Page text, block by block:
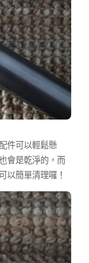
件可以輕鬆懸
會是乾淨的，而
以簡單清理囉！